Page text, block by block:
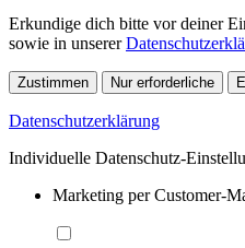
Erkundige dich bitte vor deiner
sowie in unserer
Zustimmen Nur erforderliche
Datenschutzerklärung
Individuelle Datenschutz-
Marketing per Customer-